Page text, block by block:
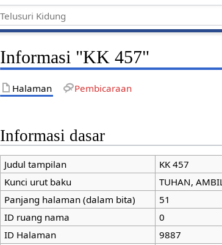
Informasi "KK 457"
Halaman Pembicaraan
Informasi dasar
Judul tampilan
KK 457
Kunci urut baku
TUHAN,
Panjang halaman (dalam bita)
51
ID ruang nama
0
ID Halaman
9887